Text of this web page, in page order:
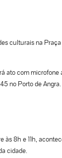
culturais na
ato com microfone
no Porto de Angra.
às 8h e 11h,
cidade.